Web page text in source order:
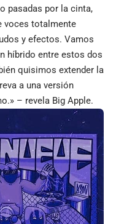
pasadas por la cinta,
voces totalmente
y efectos. Vamos
híbrido entre estos dos
quisimos extender la
a una versión
– revela Big Apple.